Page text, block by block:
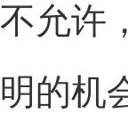
不允许
明的机